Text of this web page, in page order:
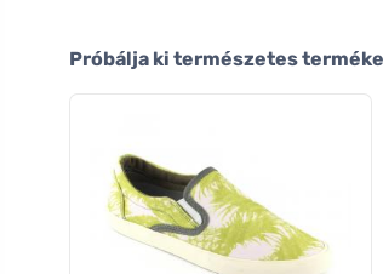
Próbálja ki természetes